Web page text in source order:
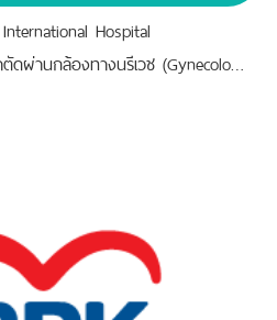
Hospital
เเพทย์เฉพาะทางด้าน: การผ่าตัดผ่านกล้องทางนรีเวช (Gynecologic Laparoscopic Surgery)